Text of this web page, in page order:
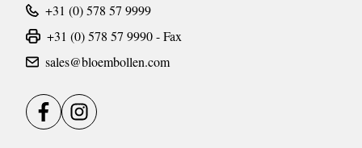
+31 (0) 578 57 9999
+31 (0) 578 57 9990 - Fax
sales@bloembollen.com
FacebookInstagram